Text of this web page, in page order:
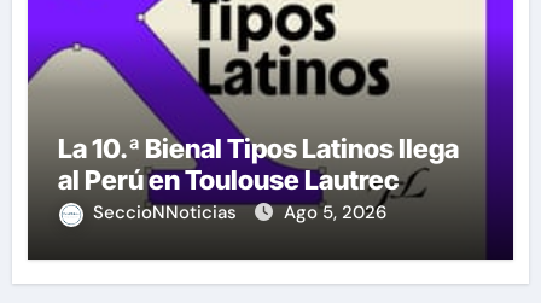
La 10.ª Bienal Tipos Latinos llega
al Perú en Toulouse Lautrec
SeccioNNoticias Ago 5, 2026